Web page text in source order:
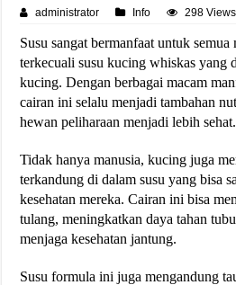
administrator Info 298 Views
Susu sangat bermanfaat untuk
terkecuali susu kucing whiskas yang
kucing. Dengan berbagai macam
cairan ini selalu menjadi tambahan
hewan peliharaan menjadi lebih sehat.
Tidak hanya manusia, kucing juga
terkandung di dalam susu yang bisa
kesehatan mereka. Cairan ini bisa
tulang, meningkatkan daya tahan
menjaga kesehatan jantung.
Susu formula ini juga mengandung